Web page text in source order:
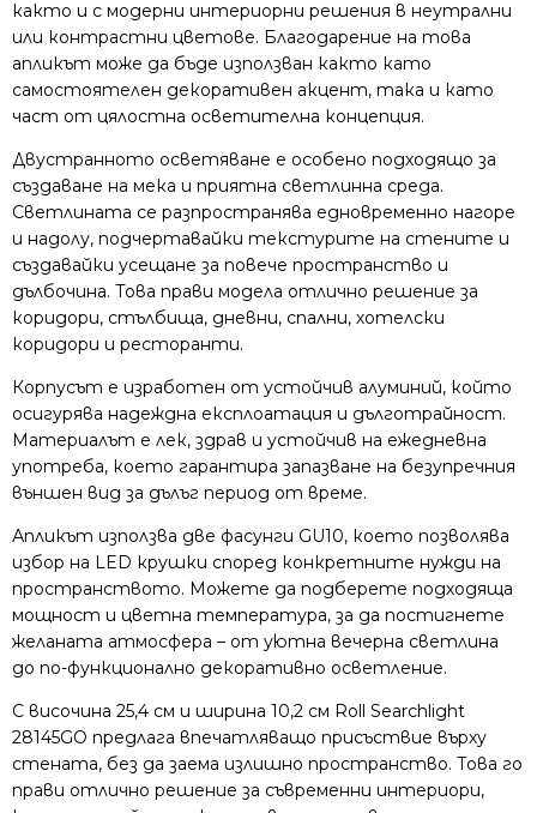
както и с модерни интериорни решения в неутрални
или контрастни цветове. Благодарение на това
апликът може да бъде използван както като
самостоятелен декоративен акцент, така и като
част от цялостна осветителна концепция.
Двустранното осветяване е особено подходящо за
създаване на мека и приятна светлинна среда.
Светлината се разпространява едновременно нагоре
и надолу, подчертавайки текстурите на стените и
създавайки усещане за повече пространство и
дълбочина. Това прави модела отлично решение за
коридори, стълбища, дневни, спални, хотелски
коридори и ресторанти.
Корпусът е изработен от устойчив алуминий, който
осигурява надеждна експлоатация и дълготрайност.
Материалът е лек, здрав и устойчив на ежедневна
употреба, което гарантира запазване на безупречния
външен вид за дълъг период от време.
Апликът използва две фасунги GU10, което позволява
избор на LED крушки според конкретните нужди на
пространството. Можете да подберете подходяща
мощност и цветна температура, за да постигнете
желаната атмосфера – от уютна вечерна светлина
до по-функционално декоративно осветление.
С височина 25,4 см и ширина 10,2 см Roll Searchlight
28145GO предлага впечатляващо присъствие върху
стената, без да заема излишно пространство. Това го
прави отлично решение за съвременни интериори,